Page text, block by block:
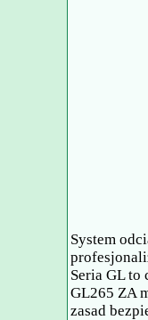
System
Seria GL to
GL265 ZA
zasad